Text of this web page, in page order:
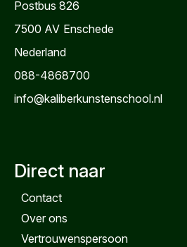
Postbus 826
7500 AV Enschede
Nederland
088-4868700
info@kaliberkunstenschool.nl
Direct naar
Contact
Over ons
Vertrouwenspersoon